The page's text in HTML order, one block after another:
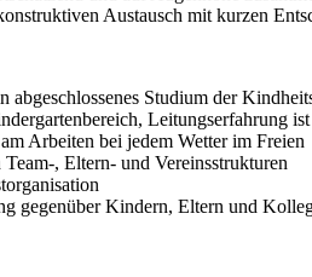
Austausch mit kurzen
abgeschlossenes Studium der
Leitungserfahrung
Arbeiten bei jedem Wetter im Freien
, Eltern- und Vereinsstrukturen
gegenüber Kindern, Eltern und